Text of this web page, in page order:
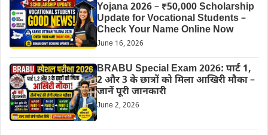
Yojana 2026 – ₹50,000 Scholarship
Update for Vocational Students –
Check Your Name Online Now
June 16, 2026
BRABU Special Exam 2026: पार्ट 1,
2 और 3 के छात्रों को मिला आखिरी मौका –
जानें पूरी जानकारी
June 2, 2026